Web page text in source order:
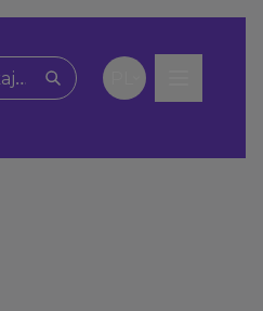
Wpisz, czego szukasz